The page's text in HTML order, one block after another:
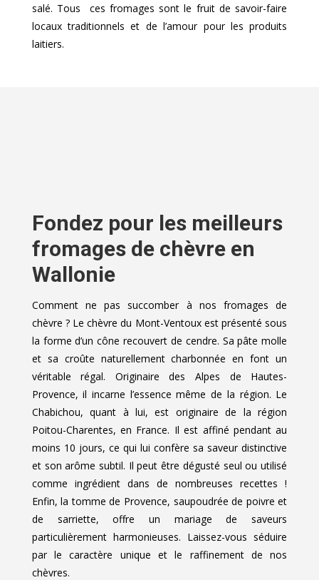
salé. Tous ces fromages sont le fruit de savoir-faire
locaux traditionnels et de l’amour pour les produits
laitiers.
Fondez pour les meilleurs
fromages de chèvre en
Wallonie
Comment ne pas succomber à nos fromages de
chèvre ? Le chèvre du Mont-Ventoux est présenté sous
la forme d’un cône recouvert de cendre. Sa pâte molle
et sa croûte naturellement charbonnée en font un
véritable régal. Originaire des Alpes de Hautes-
Provence, il incarne l’essence même de la région. Le
Chabichou, quant à lui, est originaire de la région
Poitou-Charentes, en France. Il est affiné pendant au
moins 10 jours, ce qui lui confère sa saveur distinctive
et son arôme subtil. Il peut être dégusté seul ou utilisé
comme ingrédient dans de nombreuses recettes !
Enfin, la tomme de Provence, saupoudrée de poivre et
de sarriette, offre un mariage de saveurs
particulièrement harmonieuses. Laissez-vous séduire
par le caractère unique et le raffinement de nos
chèvres.